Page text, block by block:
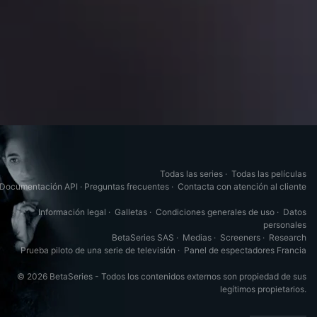
Todas las series · Todas las películas
Documentación API · Preguntas frecuentes · Contacta con atención al cliente
Información legal · Galletas · Condiciones generales de uso · Datos
personales
BetaSeries SAS · Medias · Screeners · Research
Prueba piloto de una serie de televisión · Panel de espectadores Francia
© 2026 BetaSeries - Todos los contenidos externos son propiedad de sus
legítimos propietarios.